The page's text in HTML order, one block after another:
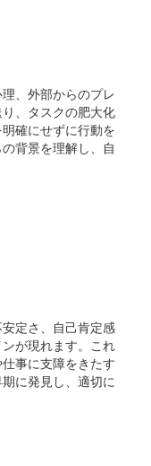
、外部からのプレ
、タスクの肥大化
確にせずに行動を
背景を理解し、自
定さ、自己肯定感
が現れます。これ
事に支障をきたす
に発見し、適切に